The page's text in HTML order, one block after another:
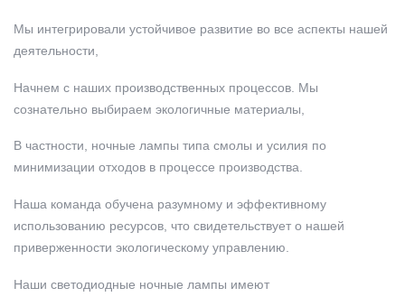
Мы интегрировали устойчивое развитие во все аспекты нашей
деятельности,
Начнем с наших производственных процессов. Мы
сознательно выбираем экологичные материалы,
В частности, ночные лампы типа смолы и усилия по
минимизации отходов в процессе производства.
Наша команда обучена разумному и эффективному
использованию ресурсов, что свидетельствует о нашей
приверженности экологическому управлению.
Наши светодиодные ночные лампы имеют